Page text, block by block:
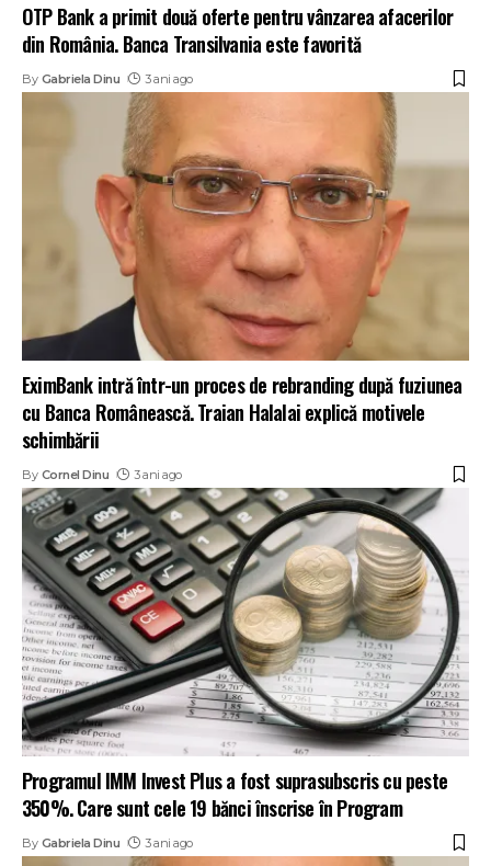
OTP Bank a primit două oferte pentru vânzarea afacerilor
din România. Banca Transilvania este favorită
By Gabriela Dinu 3 ani ago
EximBank intră într-un proces de rebranding după fuziunea
cu Banca Românească. Traian Halalai explică motivele
schimbării
By Cornel Dinu 3 ani ago
Programul IMM Invest Plus a fost suprasubscris cu peste
350%. Care sunt cele 19 bănci înscrise în Program
By Gabriela Dinu 3 ani ago